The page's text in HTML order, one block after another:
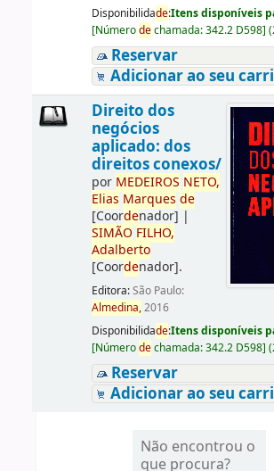
Disponibilidade:Itens disponíveis
[Númerodechamada:342.2 D598]
Reservar
Adicionar ao seu
Direito dos
negócios
aplicado: dos
direitos conexos/
por MEDEIROS NETO,
Elias Marques de
[Coordenador] |
SIMÃO FILHO,
Adalberto
[Coordenador].
Editora:São Paulo:
Almedina,2016
Disponibilidade:Itens disponíveis
[Númerodechamada:342.2 D598]
Reservar
Adicionar ao seu
Não encontrou o
que procura?